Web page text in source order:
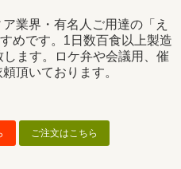
業界・有名人ご用達の「え
めです。1日数百食以上製造
ます。ロケ弁や会議用、催
頂いております。
ご注文はこちら